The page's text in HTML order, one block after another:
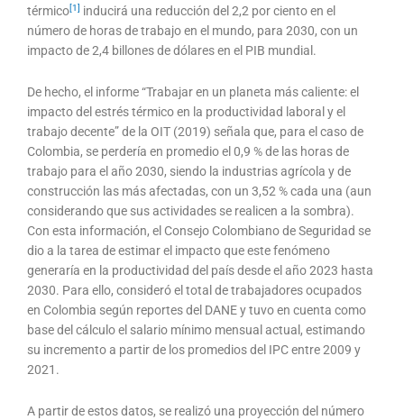
térmico[1] inducirá una reducción del 2,2 por ciento en el
número de horas de trabajo en el mundo, para 2030, con un
impacto de 2,4 billones de dólares en el PIB mundial.
De hecho, el informe “Trabajar en un planeta más caliente: el
impacto del estrés térmico en la productividad laboral y el
trabajo decente” de la OIT (2019) señala que, para el caso de
Colombia, se perdería en promedio el 0,9 % de las horas de
trabajo para el año 2030, siendo la industrias agrícola y de
construcción las más afectadas, con un 3,52 % cada una (aun
considerando que sus actividades se realicen a la sombra).
Con esta información, el Consejo Colombiano de Seguridad se
dio a la tarea de estimar el impacto que este fenómeno
generaría en la productividad del país desde el año 2023 hasta
2030. Para ello, consideró el total de trabajadores ocupados
en Colombia según reportes del DANE y tuvo en cuenta como
base del cálculo el salario mínimo mensual actual, estimando
su incremento a partir de los promedios del IPC entre 2009 y
2021.
A partir de estos datos, se realizó una proyección del número